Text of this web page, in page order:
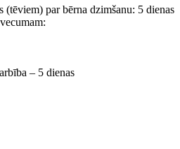
(tēviem) par bērna dzimšanu: 5 dienas
– 5 dienas